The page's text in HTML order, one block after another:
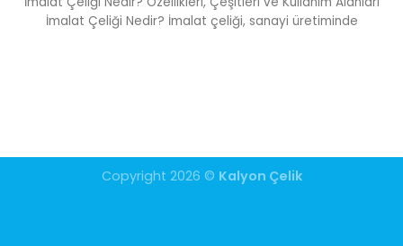
İmalat Çeliği Nedir? İmalat çeliği, sanayi üretiminde
Copyright 2026 © Kalyon Çelik